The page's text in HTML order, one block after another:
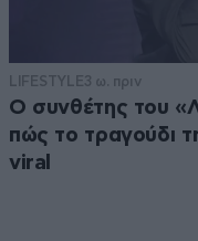
LIFESTYLE3 ω. πριν
Ο συνθέτης του
πώς το τραγούδι
viral